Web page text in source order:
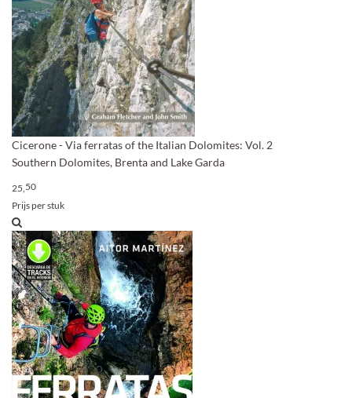
Cicerone - Via ferratas of the Italian Dolomites: Vol. 2
Southern Dolomites, Brenta and Lake Garda
25,50
Prijs per stuk